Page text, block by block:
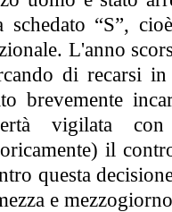
schedato “S”,
L'anno
di recarsi
brevemente
vigilata con
il
questa
e